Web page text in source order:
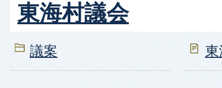
東海村議会
議案